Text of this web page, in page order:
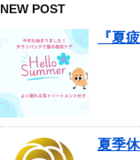
NEW POST
『夏
夏季